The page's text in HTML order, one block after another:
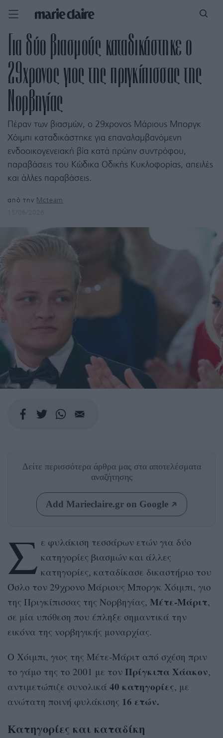
Για δύο βιασμούς καταδικάστηκε ο
29χρονος γιος της πριγκίπισσας της
Νορβηγίας
Πέραν των βιασμών, ο 29χρονος Μάριους Μποργκ
Χόιμπι καταδικάστηκε για επαναλαμβανόμενη
ενδοοικογενειακή βία κατά πρώην συντρόφου,
παραβάσεις του Κώδικα Οδικής Κυκλοφορίας, απειλές
και άλλες παραβάσεις.
από την Mcteam
Δείτε περισσότερα άρθρα μας στα αποτελέσματα
αναζήτησης
Add Marieclaire.gr on Google
Σ ε φυλάκιση τεσσάρων ετών για δύο
κατηγορίες βιασμών και άλλες
κατηγορίες, καταδίκασε δικαστήριο του
Όσλο τον 29χρονο Μάριους Μποργκ Χόιμπι, γιο
της Πριγκίπισσας της Νορβηγίας, Μέτε-Μάριτ,
σε μία υπόθεση που έπληξε σημαντικά την
εικόνα της νορβηγικής μοναρχίας.
Ο Χόιμπι, γιος της Μέτε-Μάριτ από σχέση πριν
το γάμο της το 2001 με τον Πρίγκιπα Χάακον,
αντιμετώπιζε συνολικά 40 κατηγορίες, με
ανώτατη ποινή φυλάκισης 16 ετών.
Κατηγορίες και καταδίκη